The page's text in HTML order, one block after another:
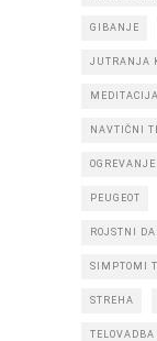
GIBANJE
JUTRANJA
MEDITACIJA
NAVTIČNI
PEUGEOT
ROJSTNI
SIMPTOMI
STREHA
TELOVADBA